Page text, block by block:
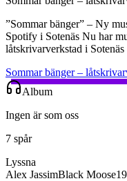
”Sommar bänger” – Ny
Spotify i Sotenäs Nu har
låtskrivarverkstad i
Sommar bänger –
Album
Ingen är som oss
7 spår
Lyssna
Alex JassimBlack Moose